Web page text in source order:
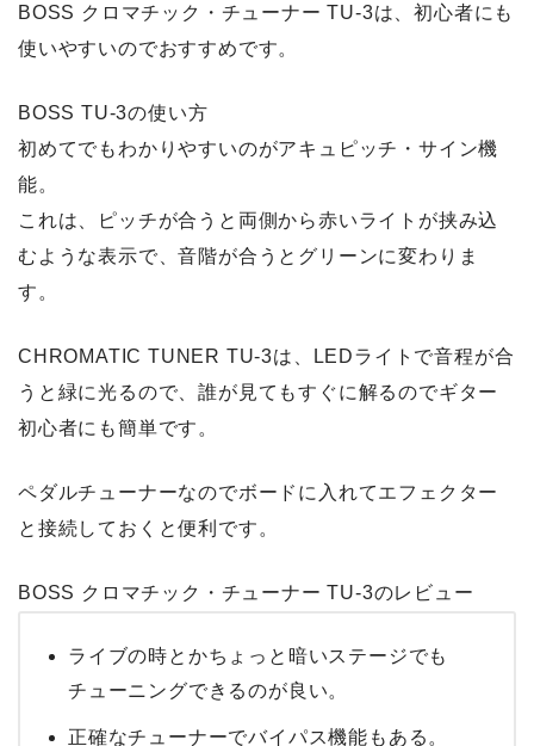
BOSS クロマチック・チューナー TU-3は、初心者にも
使いやすいのでおすすめです。
BOSS TU-3の使い方
初めてでもわかりやすいのがアキュピッチ・サイン機
能。
これは、ピッチが合うと両側から赤いライトが挟み込
むような表示で、音階が合うとグリーンに変わりま
す 。
CHROMATIC TUNER TU-3は、LEDライトで音程が合
うと緑に光るので、誰が見てもすぐに解るのでギター
初心者にも簡単です。
ペダルチューナーなのでボードに入れてエフェクター
と接続しておくと便利です。
BOSS クロマチック・チューナー TU-3のレビュー
ライブの時とかちょっと暗いステージでも
チューニングできるのが良い。
正確なチューナーでバイパス機能もある。